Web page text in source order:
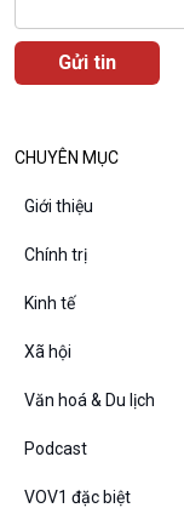
VOV1 đặc biệt
CHUYÊN MỤC
Giới thiệu
Chính trị
Kinh tế
Xã hội
Văn hoá & Du lịch
Podcast
VOV1 đặc biệt